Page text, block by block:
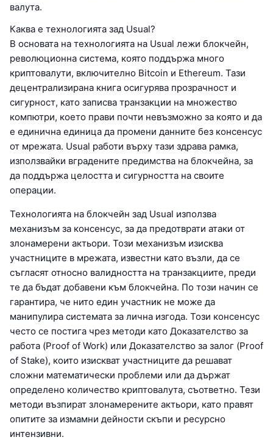
валута.
Каква е технологията зад Usual?
В основата на технологията на Usual лежи блокчейн,
революционна система, която поддържа много
криптовалути, включително Bitcoin и Ethereum. Тази
децентрализирана книга осигурява прозрачност и
сигурност, като записва транзакции на множество
компютри, което прави почти невъзможно за която и да
е единична единица да промени данните без консенсус
от мрежата. Usual работи върху тази здрава рамка,
използвайки вградените предимства на блокчейна, за
да поддържа целостта и сигурността на своите
операции.
Технологията на блокчейн зад Usual използва
механизъм за консенсус, за да предотврати атаки от
злонамерени актьори. Този механизъм изисква
участниците в мрежата, известни като възли, да се
съгласят относно валидността на транзакциите, преди
те да бъдат добавени към блокчейна. По този начин се
гарантира, че нито един участник не може да
манипулира системата за лична изгода. Този консенсус
често се постига чрез методи като Доказателство за
работа (Proof of Work) или Доказателство за залог (Proof
of Stake), които изискват участниците да решават
сложни математически проблеми или да държат
определено количество криптовалута, съответно. Тези
методи възпират злонамерените актьори, като правят
опитите за измамни дейности скъпи и ресурсно
интензивни.